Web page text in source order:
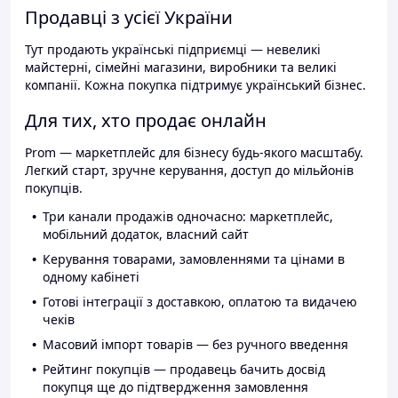
Продавці з усієї України
Тут продають українські підприємці — невеликі
майстерні, сімейні магазини, виробники та великі
компанії. Кожна покупка підтримує український бізнес.
Для тих, хто продає онлайн
Prom — маркетплейс для бізнесу будь-якого масштабу.
Легкий старт, зручне керування, доступ до мільйонів
покупців.
Три канали продажів одночасно: маркетплейс,
мобільний додаток, власний сайт
Керування товарами, замовленнями та цінами в
одному кабінеті
Готові інтеграції з доставкою, оплатою та видачею
чеків
Масовий імпорт товарів — без ручного введення
Рейтинг покупців — продавець бачить досвід
покупця ще до підтвердження замовлення